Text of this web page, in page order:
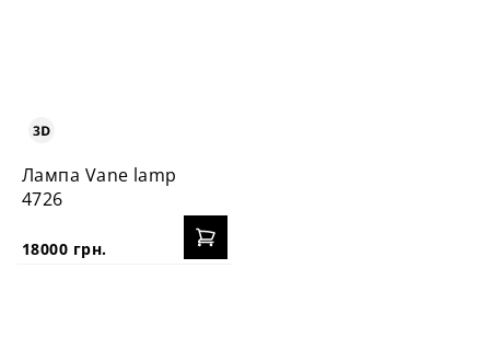
Лампа Vane lamp
4726
18000 грн.